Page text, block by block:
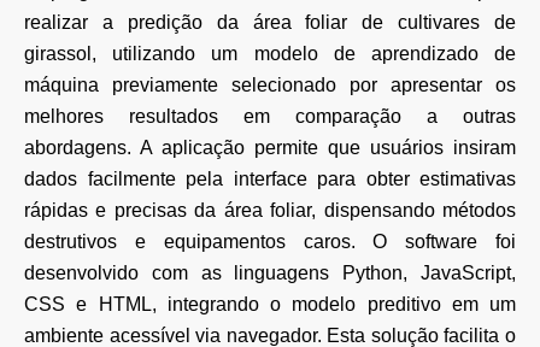
realizar a predição da área foliar de cultivares de
girassol, utilizando um modelo de aprendizado de
máquina previamente selecionado por apresentar os
melhores resultados em comparação a outras
abordagens. A aplicação permite que usuários insiram
dados facilmente pela interface para obter estimativas
rápidas e precisas da área foliar, dispensando métodos
destrutivos e equipamentos caros. O software foi
desenvolvido com as linguagens Python, JavaScript,
CSS e HTML, integrando o modelo preditivo em um
ambiente acessível via navegador. Esta solução facilita o